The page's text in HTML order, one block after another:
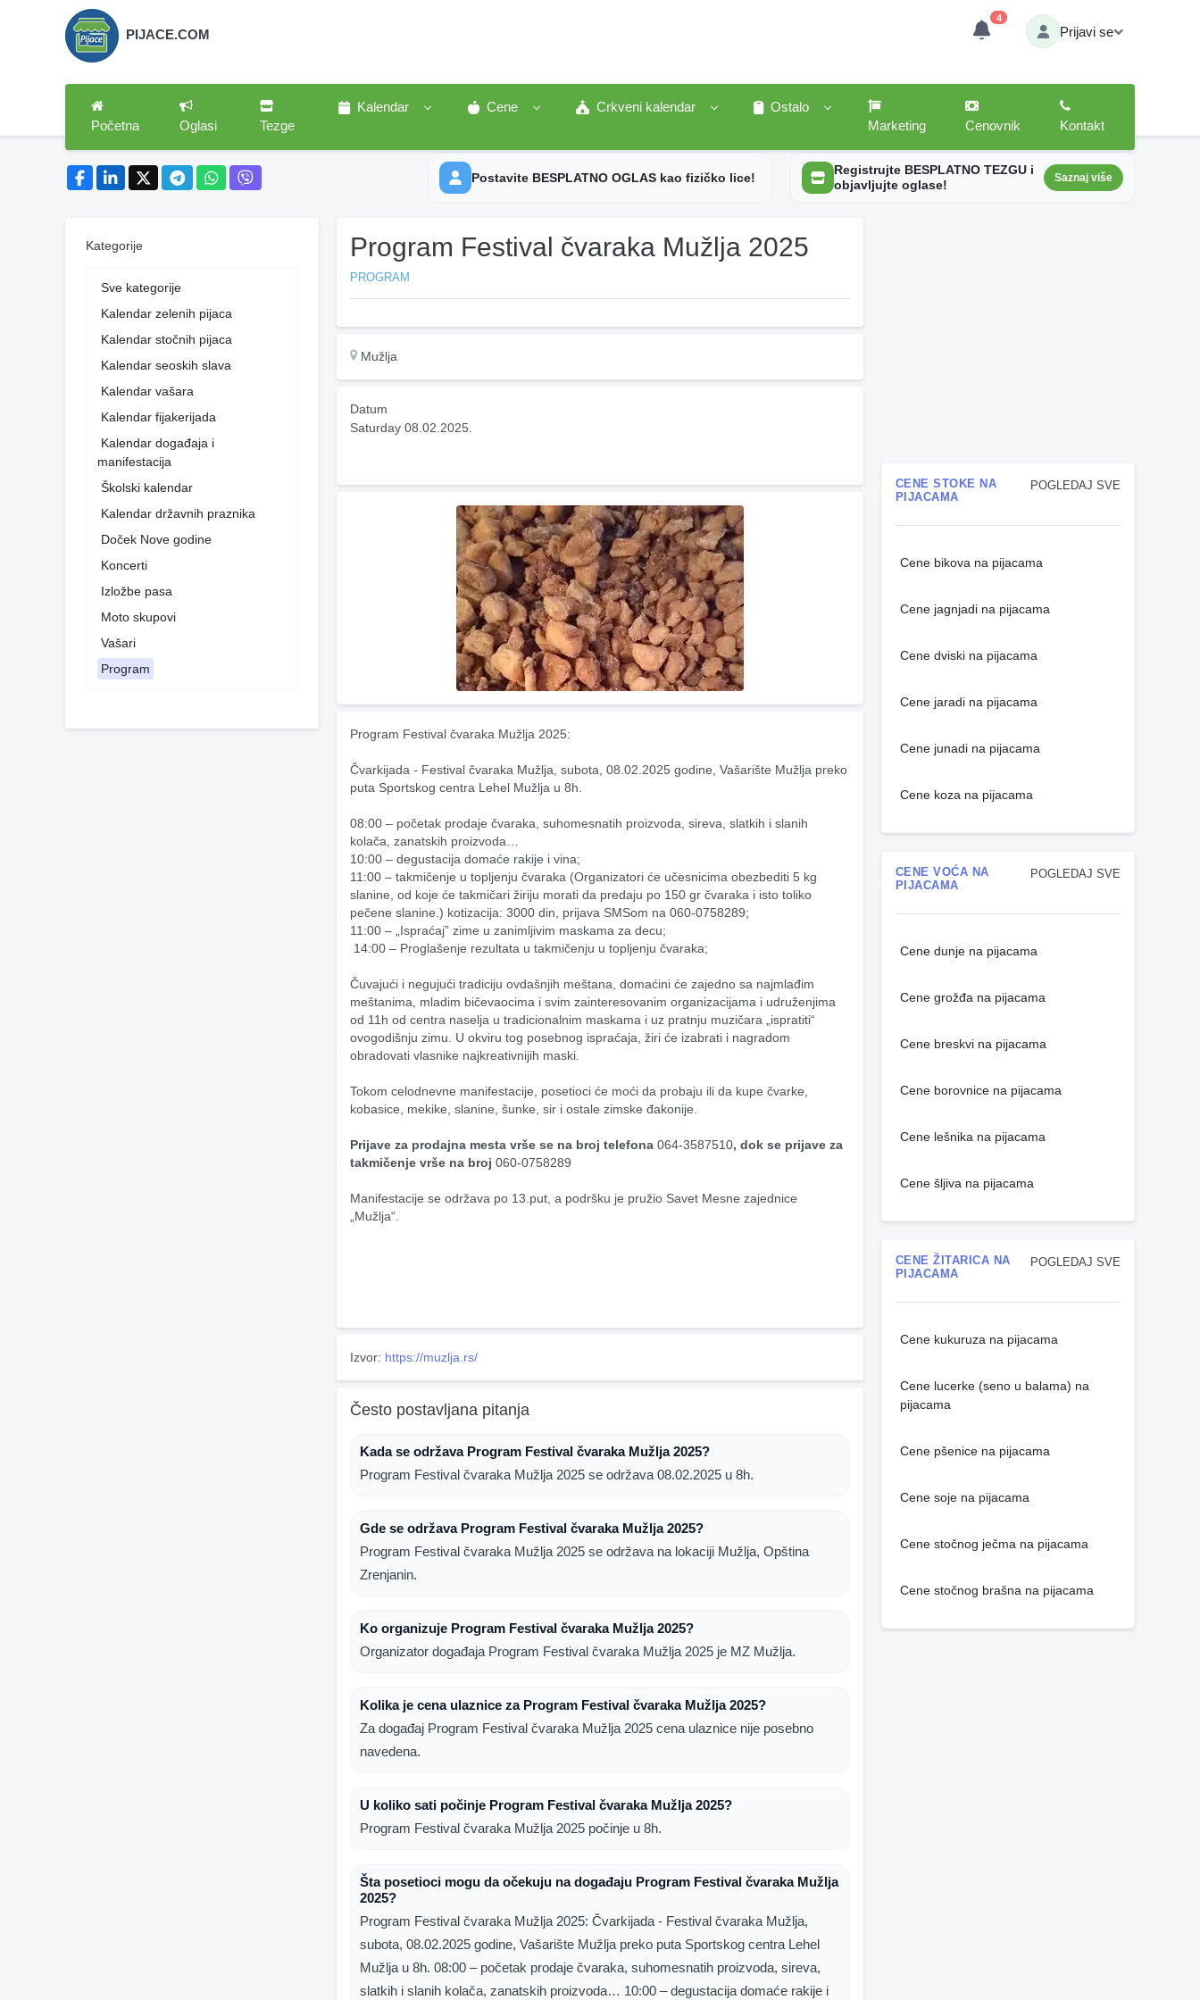
PIJACE.COM
4
Prijavi se
Početna Oglasi Tezge
Kalendar Cene Crkveni kalendar
Ostalo
Marketing
Cenovnik Kontakt
Postavite BESPLATNO OGLAS kao fizičko lice!
Registrujte BESPLATNO TEZGU i
objavljujte oglase!
Saznaj više
Kategorije
Sve kategorije
Kalendar zelenih pijaca
Kalendar stočnih pijaca
Kalendar seoskih slava
Kalendar vašara
Kalendar fijakerijada
Kalendar događaja i
manifestacija
Školski kalendar
Kalendar državnih praznika
Doček Nove godine
Koncerti
Izložbe pasa
Moto skupovi
Vašari
Program
Program Festival čvaraka Mužlja 2025
PROGRAM
Mužlja
Datum
Saturday 08.02.2025.
Program Festival čvaraka Mužlja 2025:
Čvarkijada - Festival čvaraka Mužlja, subota, 08.02.2025 godine, Vašarište Mužlja preko
puta Sportskog centra Lehel Mužlja u 8h.
08:00 – početak prodaje čvaraka, suhomesnatih proizvoda, sireva, slatkih i slanih
kolača, zanatskih proizvoda…
10:00 – degustacija domaće rakije i vina;
11:00 – takmičenje u topljenju čvaraka (Organizatori će učesnicima obezbediti 5 kg
slanine, od koje će takmičari žiriju morati da predaju po 150 gr čvaraka i isto toliko
pečene slanine.) kotizacija: 3000 din, prijava SMSom na 060-0758289;
11:00 – „Ispraćaj” zime u zanimljivim maskama za decu;
14:00 – Proglašenje rezultata u takmičenju u topljenju čvaraka;
Čuvajući i negujući tradiciju ovdašnjih meštana, domaćini će zajedno sa najmlađim
meštanima, mladim bičevaocima i svim zainteresovanim organizacijama i udruženjima
od 11h od centra naselja u tradicionalnim maskama i uz pratnju muzičara „ispratiti“
ovogodišnju zimu. U okviru tog posebnog ispraćaja, žiri će izabrati i nagradom
obradovati vlasnike najkreativnijih maski.
Tokom celodnevne manifestacije, posetioci će moći da probaju ili da kupe čvarke,
kobasice, mekike, slanine, šunke, sir i ostale zimske đakonije.
Prijave za prodajna mesta vrše se na broj telefona 064-3587510, dok se prijave za
takmičenje vrše na broj 060-0758289
Manifestacije se održava po 13.put, a podršku je pružio Savet Mesne zajednice
„Mužlja“.
Izvor: https://muzlja.rs/
Često postavljana pitanja
Kada se održava Program Festival čvaraka Mužlja 2025?
Program Festival čvaraka Mužlja 2025 se održava 08.02.2025 u 8h.
Gde se održava Program Festival čvaraka Mužlja 2025?
Program Festival čvaraka Mužlja 2025 se održava na lokaciji Mužlja, Opština
Zrenjanin.
Ko organizuje Program Festival čvaraka Mužlja 2025?
Organizator događaja Program Festival čvaraka Mužlja 2025 je MZ Mužlja.
Kolika je cena ulaznice za Program Festival čvaraka Mužlja 2025?
Za događaj Program Festival čvaraka Mužlja 2025 cena ulaznice nije posebno
navedena.
U koliko sati počinje Program Festival čvaraka Mužlja 2025?
Program Festival čvaraka Mužlja 2025 počinje u 8h.
Šta posetioci mogu da očekuju na događaju Program Festival čvaraka Mužlja
2025?
Program Festival čvaraka Mužlja 2025: Čvarkijada - Festival čvaraka Mužlja,
subota, 08.02.2025 godine, Vašarište Mužlja preko puta Sportskog centra Lehel
Mužlja u 8h. 08:00 – početak prodaje čvaraka, suhomesnatih proizvoda, sireva,
slatkih i slanih kolača, zanatskih proizvoda… 10:00 – degustacija domaće rakije i
POGLEDAJ SVE
CENE STOKE NA
PIJACAMA
Cene bikova na pijacama
Cene jagnjadi na pijacama
Cene dviski na pijacama
Cene jaradi na pijacama
Cene junadi na pijacama
Cene koza na pijacama
POGLEDAJ SVE
CENE VOĆA NA
PIJACAMA
Cene dunje na pijacama
Cene grožđa na pijacama
Cene breskvi na pijacama
Cene borovnice na pijacama
Cene lešnika na pijacama
Cene šljiva na pijacama
POGLEDAJ SVE
CENE ŽITARICA NA
PIJACAMA
Cene kukuruza na pijacama
Cene lucerke (seno u balama) na
pijacama
Cene pšenice na pijacama
Cene soje na pijacama
Cene stočnog ječma na pijacama
Cene stočnog brašna na pijacama